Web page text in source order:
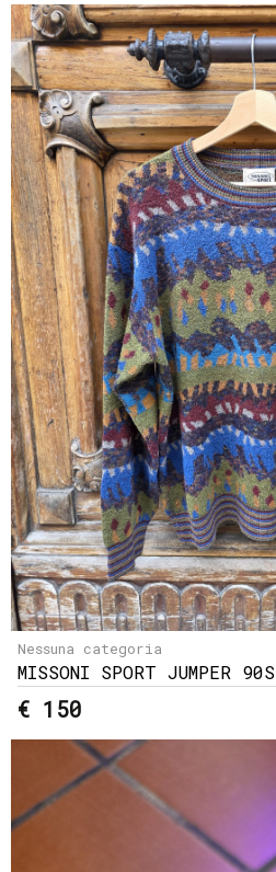
Nessuna categoria
MISSONI SPORT JUMPER 90S
€ 150